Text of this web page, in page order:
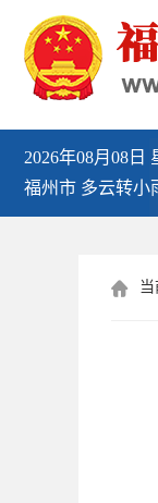
2026年08月08日
福州市 多云转小
 当